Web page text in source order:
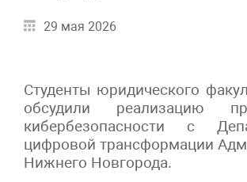
29 мая 2026
Студенты юридического
обсудили реализацию
кибербезопасности с
цифровой трансформации
Нижнего Новгорода.